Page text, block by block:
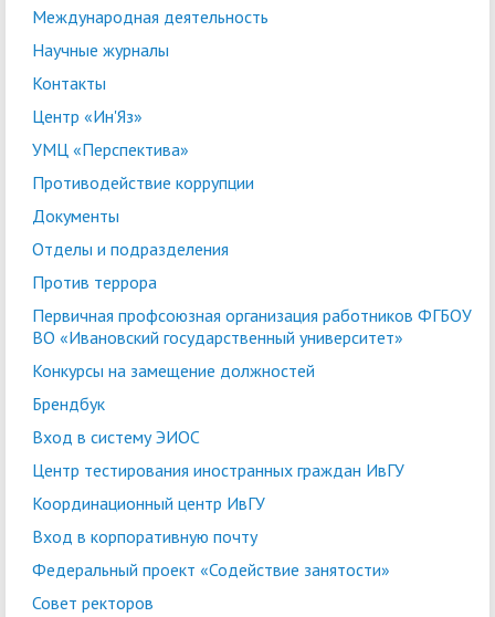
Международная деятельность
Научные журналы
Контакты
Центр «Ин'Яз»
УМЦ «Перспектива»
Противодействие коррупции
Документы
Отделы и подразделения
Против террора
Первичная профсоюзная организация работников ФГБОУ
ВО «Ивановский государственный университет»
Конкурсы на замещение должностей
Брендбук
Вход в систему ЭИОС
Центр тестирования иностранных граждан ИвГУ
Координационный центр ИвГУ
Вход в корпоративную почту
Федеральный проект «Содействие занятости»
Совет ректоров